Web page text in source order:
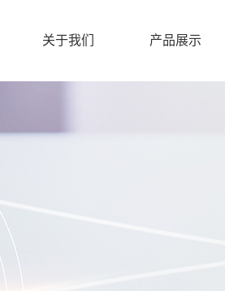
关于我们 产品展示